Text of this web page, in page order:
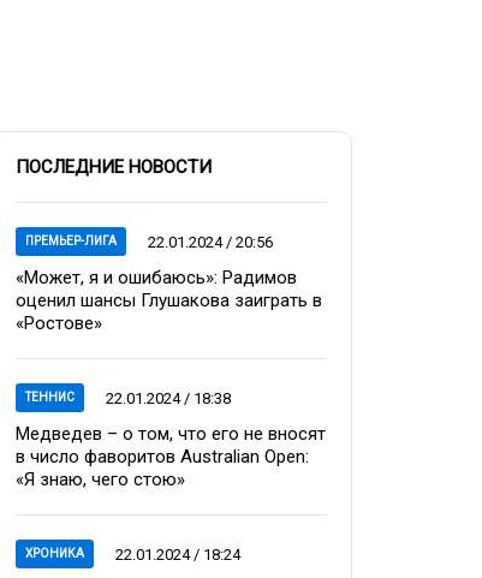
ПОСЛЕДНИЕ НОВОСТИ
ПРЕМЬЕР-ЛИГА 22.01.2024 / 20:56
«Может, я и ошибаюсь»: Радимов
оценил шансы Глушакова заиграть в
«Ростове»
ТЕННИС 22.01.2024 / 18:38
Медведев – о том, что его не вносят
в число фаворитов Australian Open:
«Я знаю, чего стою»
ХРОНИКА 22.01.2024 / 18:24